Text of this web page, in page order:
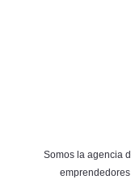
Somos la agencia